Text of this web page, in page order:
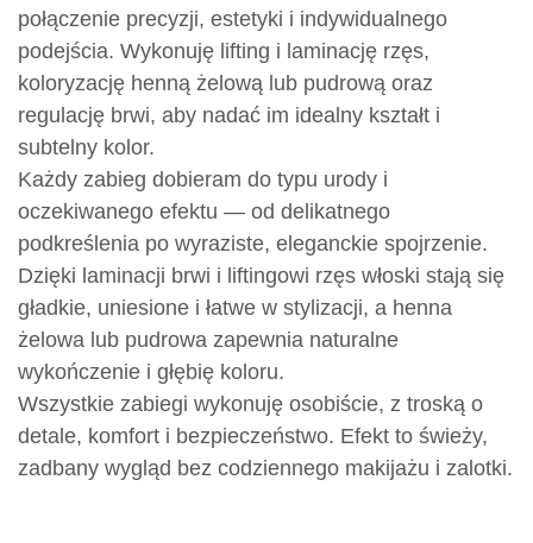
połączenie precyzji, estetyki i indywidualnego
podejścia. Wykonuję lifting i laminację rzęs,
koloryzację henną żelową lub pudrową oraz
regulację brwi, aby nadać im idealny kształt i
subtelny kolor.
Każdy zabieg dobieram do typu urody i
oczekiwanego efektu — od delikatnego
podkreślenia po wyraziste, eleganckie spojrzenie.
Dzięki laminacji brwi i liftingowi rzęs włoski stają się
gładkie, uniesione i łatwe w stylizacji, a henna
żelowa lub pudrowa zapewnia naturalne
wykończenie i głębię koloru.
Wszystkie zabiegi wykonuję osobiście, z troską o
detale, komfort i bezpieczeństwo. Efekt to świeży,
zadbany wygląd bez codziennego makijażu i zalotki.